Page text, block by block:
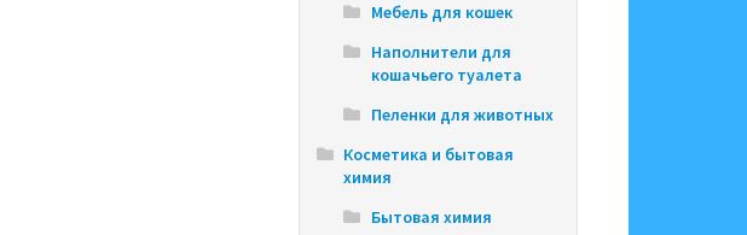
Мебель для кошек
Наполнители для
кошачьего туалета
Пеленки для животных
Косметика и бытовая
химия
Бытовая химия